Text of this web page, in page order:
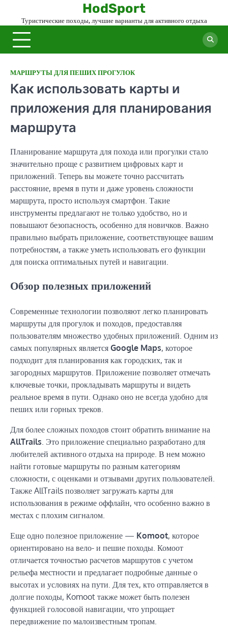
content
HodSport
Туристические походы, лучшие варианты для активного отдыха
МАРШРУТЫ ДЛЯ ПЕШИХ ПРОГУЛОК
Как использовать карты и
приложения для планирования
маршрута
Планирование маршрута для похода или прогулки стало
значительно проще с развитием цифровых карт и
приложений. Теперь вы можете точно рассчитать
расстояние, время в пути и даже уровень сложности
маршрута, просто используя смартфон. Такие
инструменты предлагают не только удобство, но и
повышают безопасность, особенно для новичков. Важно
правильно выбрать приложение, соответствующее вашим
потребностям, а также уметь использовать его функции
для поиска оптимальных путей и навигации.
Обзор полезных приложений
Современные технологии позволяют легко планировать
маршруты для прогулок и походов, предоставляя
пользователям множество удобных приложений. Одним из
самых популярных является Google Maps, которое
подходит для планирования как городских, так и
загородных маршрутов. Приложение позволяет отмечать
ключевые точки, прокладывать маршруты и видеть
реальное время в пути. Однако оно не всегда удобно для
пеших или горных треков.
Для более сложных походов стоит обратить внимание на
AllTrails . Это приложение специально разработано для
любителей активного отдыха на природе. В нем можно
найти готовые маршруты по разным категориям
сложности, с оценками и отзывами других пользователей.
Также AllTrails позволяет загружать карты для
использования в режиме оффлайн, что особенно важно в
местах с плохим сигналом.
Еще одно полезное приложение — Komoot, которое
ориентировано на вело- и пешие походы. Комоот
отличается точностью расчетов маршрутов с учетом
рельефа местности и предлагает подробные данные о
высотах и условиях на пути. Для тех, кто отправляется в
долгие походы, Komoot также может быть полезен
функцией голосовой навигации, что упрощает
передвижение по малоизвестным тропам.